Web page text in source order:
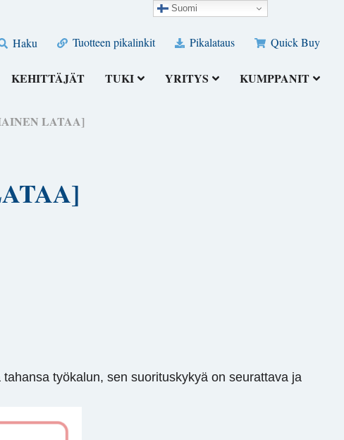
Haku Tuotteen pikalinkit Pikalataus Quick Buy
KEHITTÄJÄT TUKI YRITYS KUMPPANIT
LATAA]
työkalun, sen suorituskykyä on seurattava ja
Suomi